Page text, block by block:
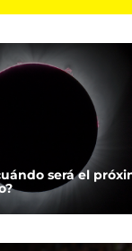
será el